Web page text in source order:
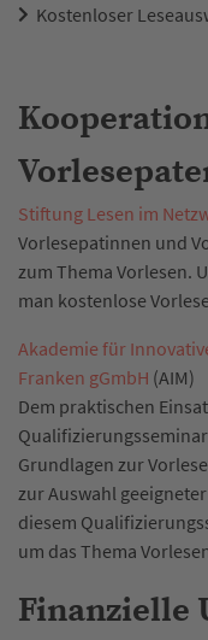
Kostenloser
Stiftung Lesen im
Vorlesepatinnen und
zum Thema Vorlesen.
man kostenlose
Akademie für
Franken gGmbH (AIM)
Dem praktischen
Grundlagen zur
zur Auswahl
diesem
um das Thema
Finanzielle